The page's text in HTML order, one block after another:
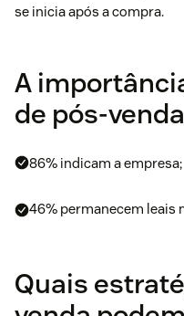
se inicia após a compra.
A
de pós-venda
86% indicam a empresa;
46% permanecem leais
Quais